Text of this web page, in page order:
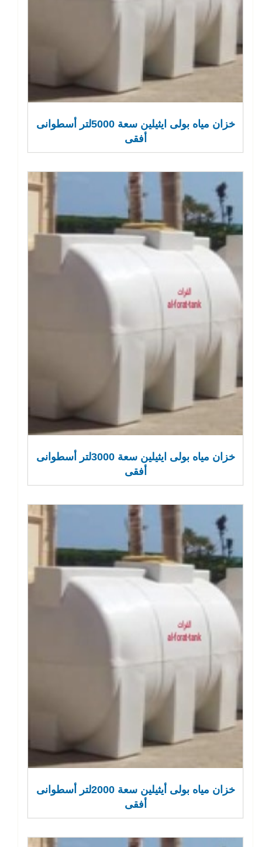
خزان مياه بولى ايثيلين سعة 5000لتر أسطوانى
أفقى
خزان مياه بولى ايثيلين سعة 3000لتر أسطوانى
أفقى
خزان مياه بولى أيثيلين سعة 2000لتر أسطوانى
أفقى